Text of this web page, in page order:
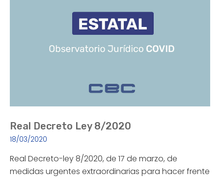
Real Decreto Ley 8/2020
18/03/2020
Real Decreto-ley 8/2020, de 17 de marzo, de
medidas urgentes extraordinarias para hacer frente